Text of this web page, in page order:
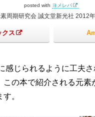
posted with ヨメレバ
周期研究会 誠文堂新光社 2012
クス
感じられるように工夫さ
この本で紹介される元素
。